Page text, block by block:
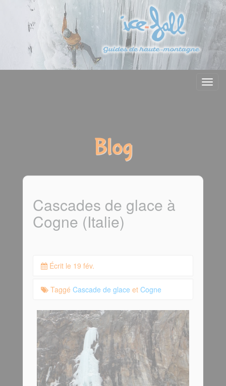
Menu
Blog
Cascades de glace à
Cogne (Italie)
Écrit le 19 fév.
Taggé Cascade de glace et Cogne